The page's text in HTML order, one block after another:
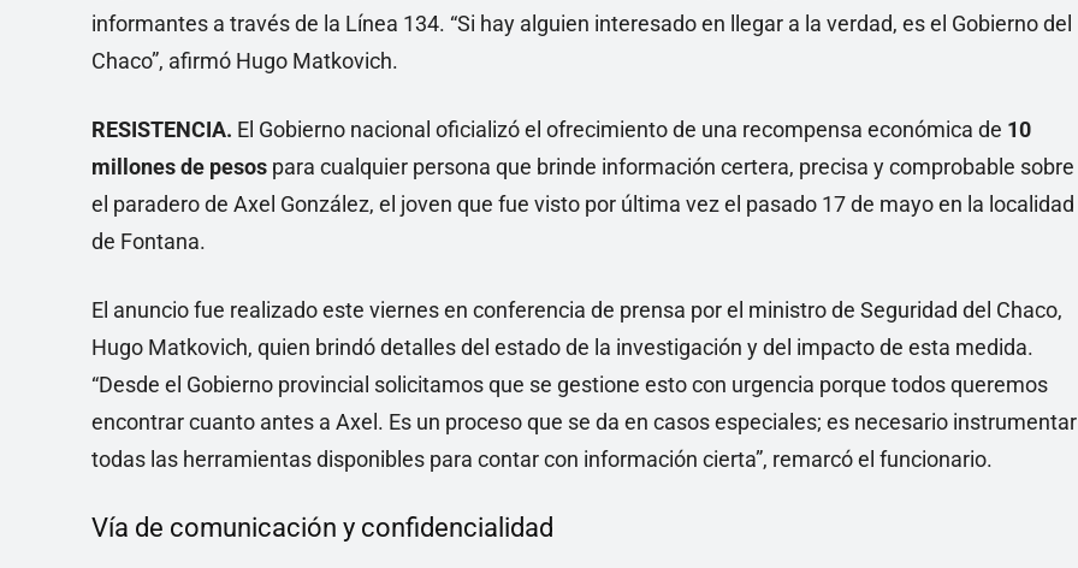
informantes a través de la Línea 134. “Si hay alguien interesado en llegar a la verdad, es el Gobierno del
Chaco”, afirmó Hugo Matkovich.
RESISTENCIA. El Gobierno nacional oficializó el ofrecimiento de una recompensa económica de 10
millones de pesos para cualquier persona que brinde información certera, precisa y comprobable sobre
el paradero de Axel González, el joven que fue visto por última vez el pasado 17 de mayo en la localidad
de Fontana.
El anuncio fue realizado este viernes en conferencia de prensa por el ministro de Seguridad del Chaco,
Hugo Matkovich, quien brindó detalles del estado de la investigación y del impacto de esta medida.
“Desde el Gobierno provincial solicitamos que se gestione esto con urgencia porque todos queremos
encontrar cuanto antes a Axel. Es un proceso que se da en casos especiales; es necesario instrumentar
todas las herramientas disponibles para contar con información cierta”, remarcó el funcionario.
Vía de comunicación y confidencialidad